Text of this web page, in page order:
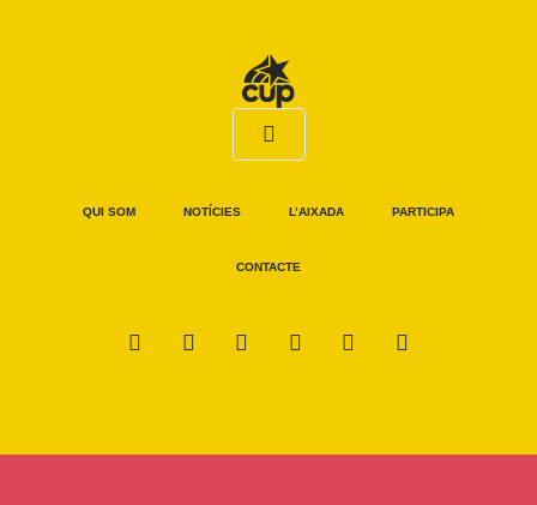
QUI SOM NOTÍCIES L’AIXADA PARTICIPA
CONTACTE